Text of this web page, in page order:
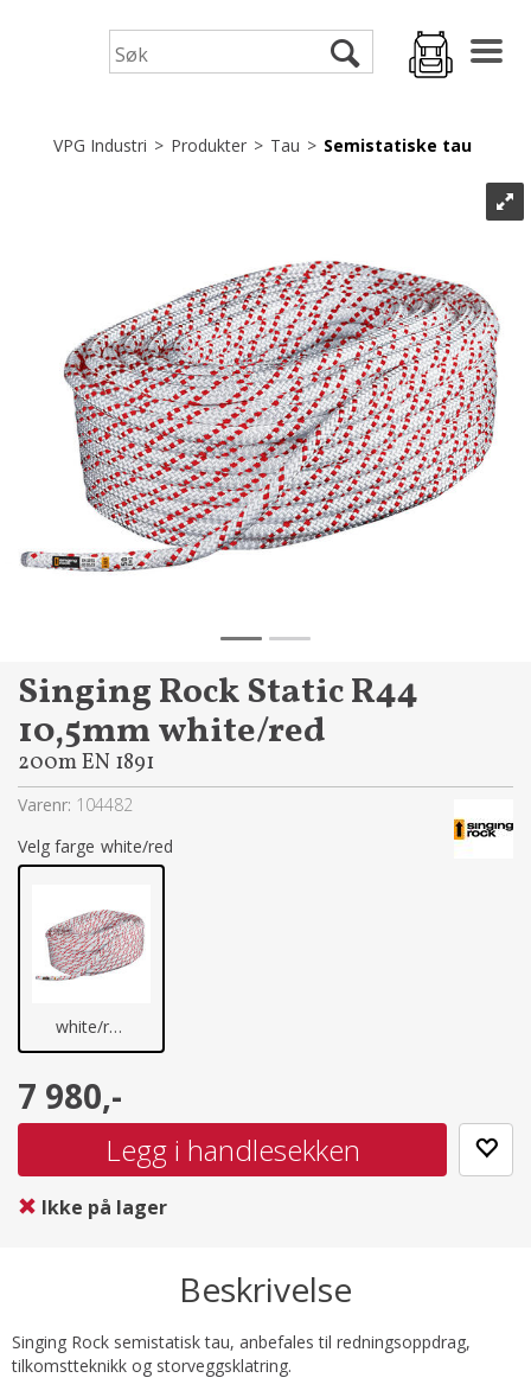
VPG Industri>Produkter>Tau>Semistatiske tau
Singing Rock Static R44
10,5mm white/red
200m EN 1891
Varenr: 104482
farge white/red
white/red
7 980,-
Ikke på lager
Beskrivelse
Singing Rock semistatisk tau, anbefales til redningsoppdrag,
tilkomstteknikk og storveggsklatring.